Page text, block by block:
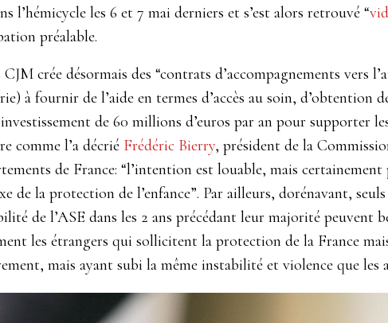
l’hémicycle les 6 et 7 mai derniers et s’est alors retrouvé “
préalable.
crée désormais des “contrats d’accompagnements vers
à fournir de l’aide en termes d’accès au soin, d’obtention
de 60 millions d’euros par an pour supporter
comme l’a décrié Frédéric Bierry, président de la
de France: “l’intention est louable, mais certainement
la protection de l’enfance”. Par ailleurs, dorénavant, seuls
de l’ASE dans les 2 ans précédant leur majorité peuvent
les étrangers qui sollicitent la protection de la France
mais ayant subi la même instabilité et violence que les